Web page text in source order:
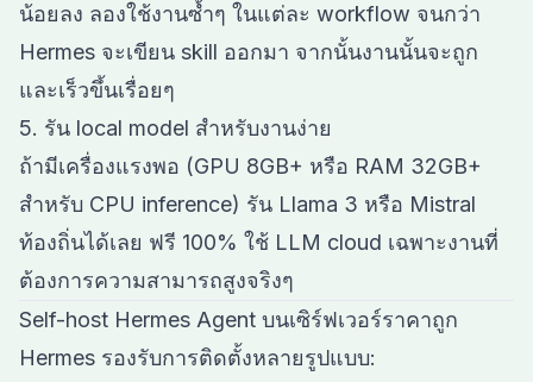
น้อยลง ลองใช้งานซ้ำๆ ในแต่ละ workflow จนกว่า
Hermes จะเขียน skill ออกมา จากนั้นงานนั้นจะถูก
และเร็วขึ้นเรื่อยๆ
5. รัน local model สำหรับงานง่าย
ถ้ามีเครื่องแรงพอ (GPU 8GB+ หรือ RAM 32GB+
สำหรับ CPU inference) รัน Llama 3 หรือ Mistral
ท้องถิ่นได้เลย ฟรี 100% ใช้ LLM cloud เฉพาะงานที่
ต้องการความสามารถสูงจริงๆ
Self-host Hermes Agent บนเซิร์ฟเวอร์ราคาถูก
Hermes รองรับการติดตั้งหลายรูปแบบ: